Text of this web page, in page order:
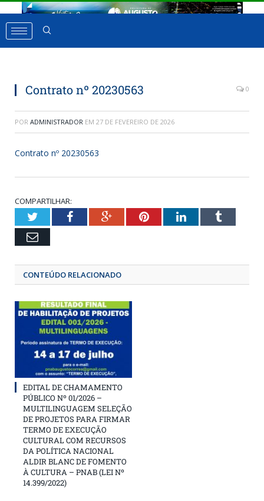
Contrato nº 20230563 0
POR ADMINISTRADOR EM 27 DE FEVEREIRO DE 2026
Contrato nº 20230563
COMPARTILHAR:
TwitterFacebookGoogle+Pinterest
LinkedIn
Email
CONTEÚDO RELACIONADO
EDITAL DE CHAMAMENTO
PÚBLICO Nº 01/2026 –
MULTILINGUAGEM SELEÇÃO
DE PROJETOS PARA FIRMAR
TERMO DE EXECUÇÃO
CULTURAL COM RECURSOS
DA POLÍTICA NACIONAL
ALDIR BLANC DE FOMENTO
À CULTURA – PNAB (LEI Nº
14.399/2022)